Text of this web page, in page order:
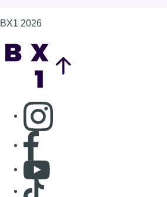
S'abonner à notre newsletter
Connaître BX1
Publicité
Offres d'emploi
Contact
Mentions légales
Politique de cookies (UE)